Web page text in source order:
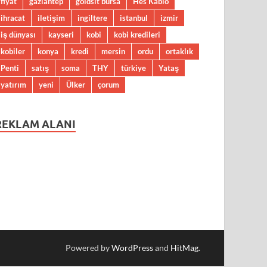
ihracat
iletişim ingiltere istanbul
izmir
iş dünyası
kayseri kobi
kobi kredileri
kobiler
konya kredi mersin ordu
ortaklık
Penti
satış soma THY türkiye
Yataş
yatırım
yeni Ülker çorum
ALANI
Powered byWordPressand HitMag.